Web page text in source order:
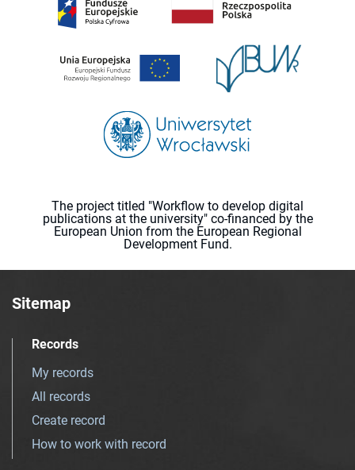
The project titled "Workflow to develop digital
publications at the university" co-financed by the
European Union from the European Regional
Development Fund.
Sitemap
Records
My records
All records
Create record
How to work with record